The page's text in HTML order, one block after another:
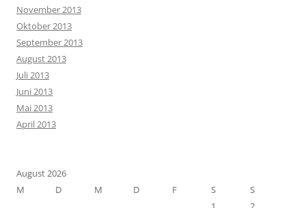
November 2013
Oktober 2013
September 2013
August 2013
Juli 2013
Juni 2013
Mai 2013
April 2013
August 2026
M
D M D F S
S